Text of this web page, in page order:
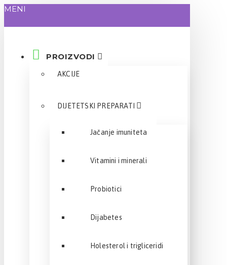
MENI
PROIZVODI
AKCIJE
DIJETETSKI PREPARATI
Jačanje imuniteta
Vitamini i minerali
Probiotici
Dijabetes
Holesterol i trigliceridi